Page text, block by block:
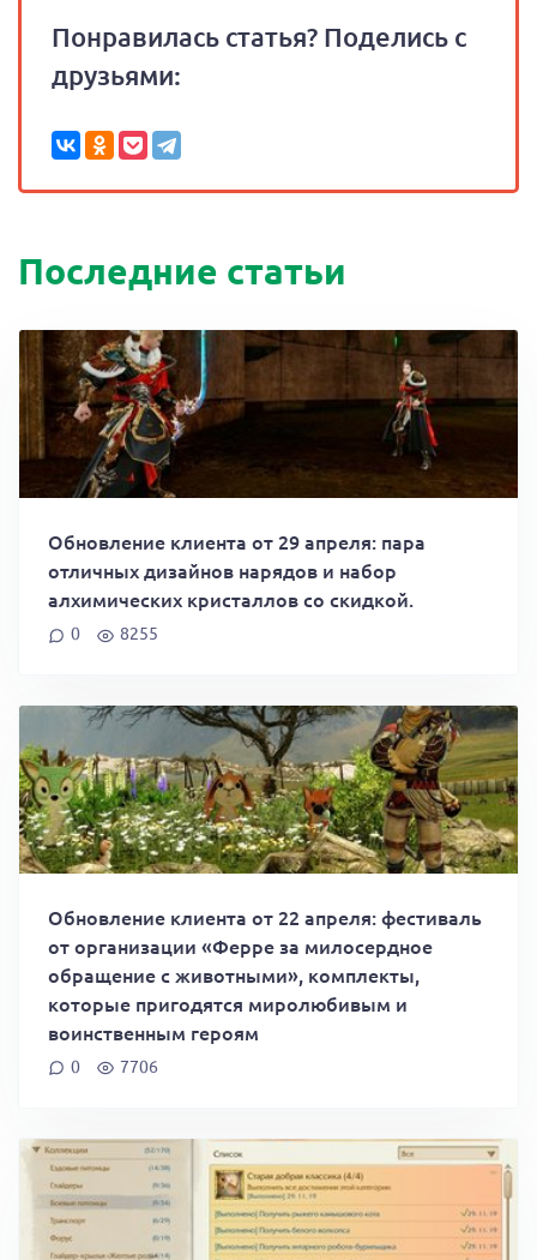
Понравилась статья? Поделись с
друзьями:
Последние статьи
Обновление клиента от 29 апреля: пара
отличных дизайнов нарядов и набор
алхимических кристаллов со скидкой.
0 8255
Обновление клиента от 22 апреля: фестиваль
от организации «Ферре за милосердное
обращение с животными», комплекты,
которые пригодятся миролюбивым и
воинственным героям
0 7706